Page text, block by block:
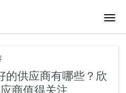
切
的供应商有哪些？欣
商值得关注